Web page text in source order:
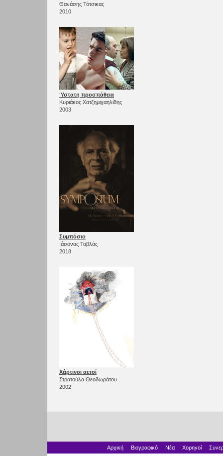
Θανάσης Τότσικας
2010
Ύστατη προσπάθεια
Κυριάκος Χατζημιχαηλίδης
2003
Συμπόσιο
Ιάσονας Ταβλάς
2018
Χάρτινοι αετοί
Στρατούλα Θεοδωράτου
2002
Αρχική Βιογραφικό Νέα Χορηγοί